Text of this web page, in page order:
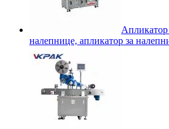
Апликатор
налепнице, апликатор за